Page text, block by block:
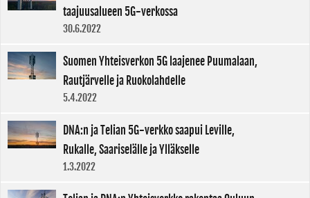
taajuusalueen 5G-verkossa
30.6.2022
Suomen Yhteisverkon 5G laajenee Puumalaan,
Rautjärvelle ja Ruokolahdelle
5.4.2022
DNA:n ja Telian 5G-verkko saapui Leville,
Rukalle, Saariselälle ja Ylläkselle
1.3.2022